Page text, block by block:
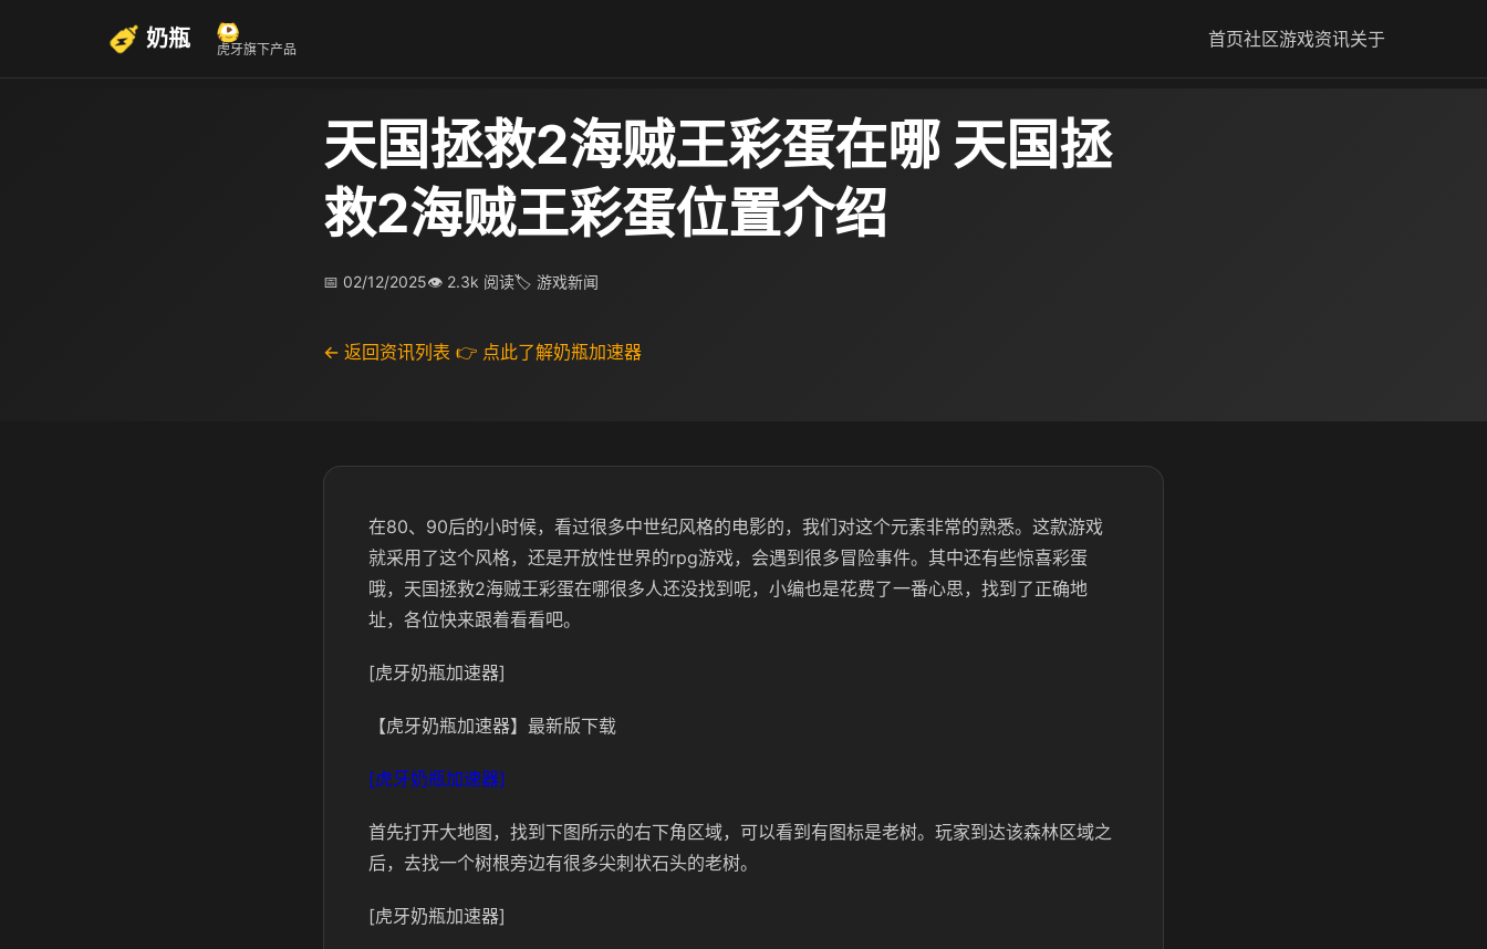
奶瓶 虎牙旗下产品 首页社区游戏资讯关于
天国拯救2海贼王彩蛋在哪 天国拯
救2海贼王彩蛋位置介绍
📅 02/12/2025👁 2.3k 阅读🏷 游戏新闻
← 返回资讯列表 👉 点此了解奶瓶加速器
在80、90后的小时候，看过很多中世纪风格的电影的，我们对这个元素非常的熟悉。这款游戏
就采用了这个风格，还是开放性世界的rpg游戏，会遇到很多冒险事件。其中还有些惊喜彩蛋
哦，天国拯救2海贼王彩蛋在哪很多人还没找到呢，小编也是花费了一番心思，找到了正确地
址，各位快来跟着看看吧。
[虎牙奶瓶加速器]
【虎牙奶瓶加速器】最新版下载
[虎牙奶瓶加速器]
首先打开大地图，找到下图所示的右下角区域，可以看到有图标是老树。玩家到达该森林区域之
后，去找一个树根旁边有很多尖刺状石头的老树。
[虎牙奶瓶加速器]